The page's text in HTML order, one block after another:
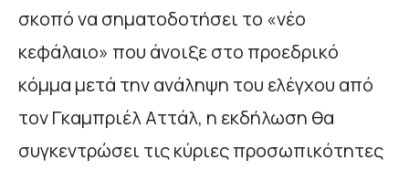
σκοπό να σηματοδοτήσει το «νέο
κεφάλαιο» που άνοιξε στο προεδρικό
κόμμα μετά την ανάληψη του ελέγχου από
τον Γκαμπριέλ Αττάλ, η εκδήλωση θα
συγκεντρώσει τις κύριες προσωπικότητες